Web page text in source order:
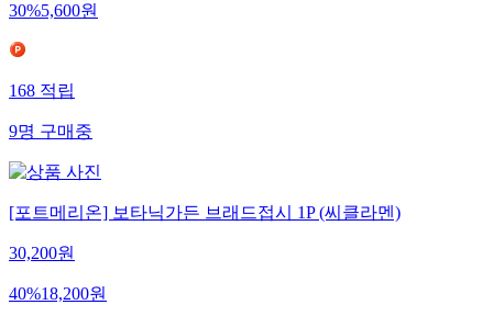
30%5,600원
168 적립
9명 구매중
[포트메리온] 보타닉가든 브래드접시 1P (씨클라멘)
30,200원
40%18,200원